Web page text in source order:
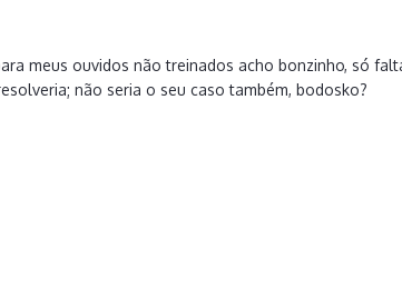
meus ouvidos não treinados acho bonzinho, só
não seria o seu caso também, bodosko?